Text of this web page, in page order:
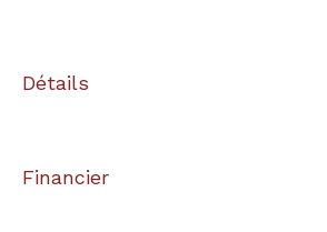
Détails
Financier